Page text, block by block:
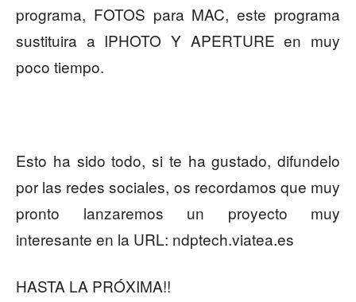
programa, FOTOS para MAC, este programa
sustituira a IPHOTO Y APERTURE en muy
poco tiempo.
Esto ha sido todo, si te ha gustado, difundelo
por las redes sociales, os recordamos que muy
pronto lanzaremos un proyecto muy
interesante en la URL: ndptech.viatea.es
HASTA LA PRÓXIMA!!